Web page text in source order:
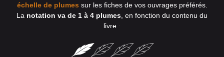
échelle de plumes sur les fiches de vos ouvrages préférés.
La notation va de 1 à 4 plumes , en fonction du contenu du
livre :